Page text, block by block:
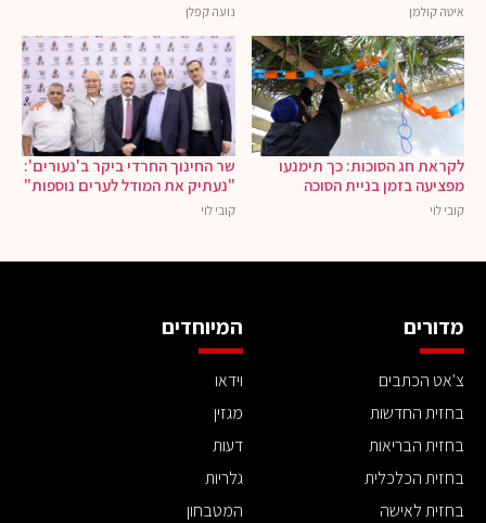
איטה קולמן נועה קפלן
לקראת חג הסוכות: כך תימנעו
מפציעה בזמן בניית הסוכה
קובי לוי
שר החינוך החרדי ביקר ב'נעורים':
"נעתיק את המודל לערים נוספות"
קובי לוי
מדורים
צ'אט הכתבים
בחזית החדשות
בחזית הבריאות
בחזית הכלכלית
בחזית לאישה
המיוחדים
וידאו
מגזין
דעות
גלריות
המטבחון